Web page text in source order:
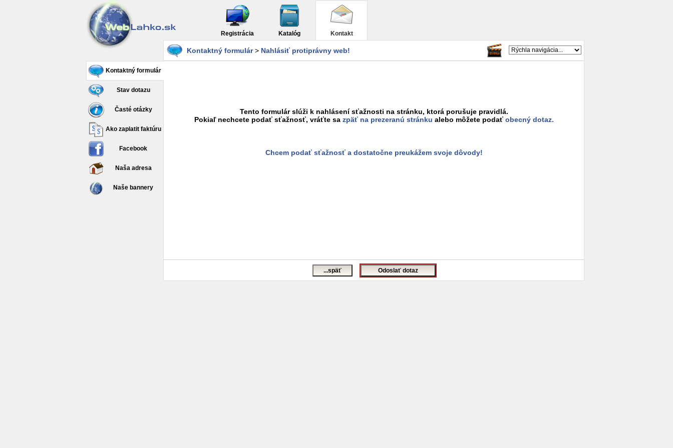
Registrácia Katalóg Kontakt
Kontaktný formulár
Stav dotazu
Časté otázky
Ako zaplatit faktúru
Facebook
Naša adresa
Naše bannery
Kontaktný formulár> Nahlásiť protiprávny web!
Tento formulár slúži k nahlásení sťažnosti na stránku, ktorá porušuje pravidlá.
Pokiaľ nechcete podať sťažnosť, vráťte sa zpäť na prezeranú stránku alebo môžete podať obecný dotaz.
Chcem podať sťažnosť a dostatočne preukážem svoje dôvody!